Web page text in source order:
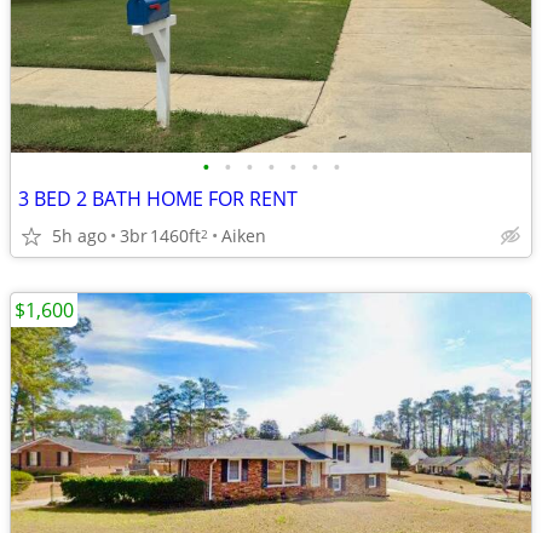
• • • • • • •
3 BED 2 BATH HOME FOR RENT
5h ago 3br1460ft2 Aiken
$1,600